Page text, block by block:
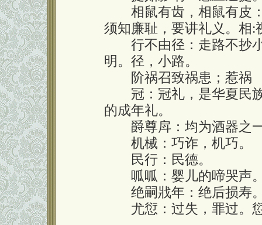
相鼠有齿，相鼠有皮：
须知廉耻，要讲礼义。相:
行不由径：走路不抄小
明。径，小路。
阶祸召致祸患；惹祸
冠：冠礼，是华夏民族
的成年礼。
爵尊戽：均为酒器之
机械：巧诈，机巧。
民行：民德。
呱呱：婴儿的啼哭声
绝嗣戕年：绝后损寿
尤愆：过失，罪过。